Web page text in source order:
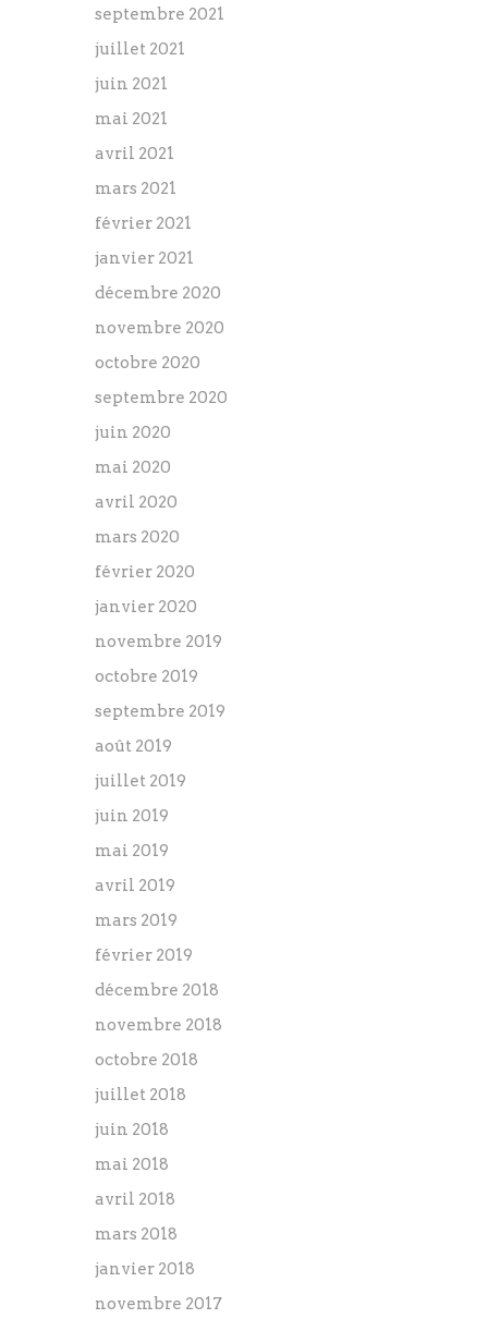
septembre 2021
juillet 2021
juin 2021
mai 2021
avril 2021
mars 2021
février 2021
janvier 2021
décembre 2020
novembre 2020
octobre 2020
septembre 2020
juin 2020
mai 2020
avril 2020
mars 2020
février 2020
janvier 2020
novembre 2019
octobre 2019
septembre 2019
août 2019
juillet 2019
juin 2019
mai 2019
avril 2019
mars 2019
février 2019
décembre 2018
novembre 2018
octobre 2018
juillet 2018
juin 2018
mai 2018
avril 2018
mars 2018
janvier 2018
novembre 2017